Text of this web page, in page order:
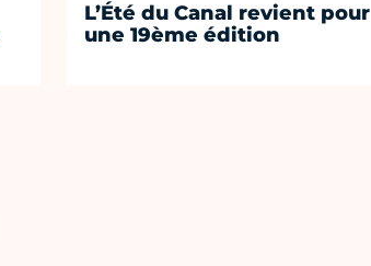
L’Été du Canal revient pour
une 19ème édition